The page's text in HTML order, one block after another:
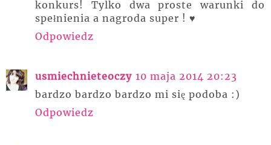
konkurs! Tylko dwa proste warunki do
spełnienia a nagroda super ! ♥
Odpowiedz
usmiechnieteoczy 10 maja 2014 20:23
bardzo bardzo bardzo mi się podoba :)
Odpowiedz